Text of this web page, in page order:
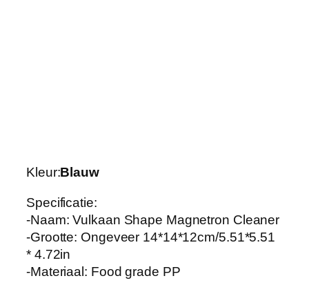
n
e
H
o
Kleur:Blauw
Specificatie:
-Naam: Vulkaan Shape Magnetron Cleaner
-Grootte: Ongeveer 14*14*12cm/5.51*5.51
* 4.72in
-Materiaal: Food grade PP